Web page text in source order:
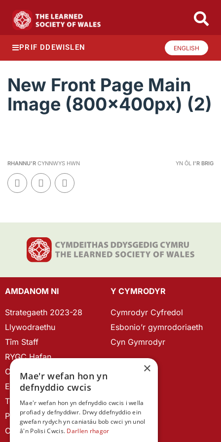
PRIF DDEWISLEN ENGLISH
New Front Page Main
Image (800x400px) (2)
RHANNU'R CYNNWYS HWN YN ÔL I'R BRIG
AMDANOM NI
Strategaeth 2023-28
Llywodraethu
Tîm Staff
RYGC Hafan
Canllawiau brandio
Ein Hanes
Telerau ac Amodau
Polisi Preifatrwydd
Cysylltu â ni
Y CYMRODYR
Cymrodyr Cyfredol
Esbonio’r gymrodoriaeth
Cyn Gymrodyr
×
Mae'r wefan hon yn
defnyddio cwcis
Mae'r wefan hon yn defnyddio cwcis i wella
profiad y defnyddiwr. Drwy ddefnyddio ein
gwefan rydych yn caniatáu bob cwci yn unol
â'n Polisi Cwcis. Darllen rhagor